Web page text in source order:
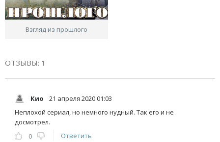
Взгляд из прошлого
ОТЗЫВЫ: 1
Кио
21 апреля 2020 01:03
Неплохой сериал, но немного нудный. Так его и не
досмотрел.
0
Ответить